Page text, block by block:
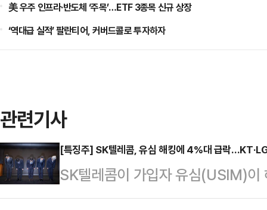
美 우주 인프라·반도체 ‘주목’…ETF 3종목 신규 상장
‘역대급 실적’ 팔란티어, 커버드콜로 투자하자
관련기사
[특징주] SK텔레콤, 유심 해킹에 4%대 급락
SK텔레콤이 가입자 유심(USIM)이
를 보이고 있다. 반면 이번 사태로